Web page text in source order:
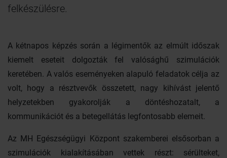
felkészülésre.
A kétnapos képzés során a légimentők az elmúlt időszak
kiemelt eseteit dolgozták fel valósághű szimulációk
keretében. A valós eseményeken alapuló feladatok célja az
volt, hogy a résztvevők összetett, nagy kihívást jelentő
helyzetekben gyakorolják a döntéshozatalt, a
kommunikációt és a betegellátás legfontosabb elemeit.
Az MH Egészségügyi Központ szakemberei elsősorban a
szimulációk kialakításában vettek részt: sérülteket,